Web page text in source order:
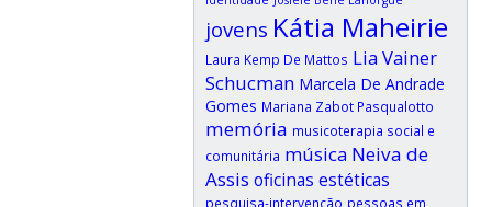
jovens Kátia Maheirie
Laura Kemp De Mattos Lia Vainer
Schucman Marcela De Andrade
Gomes Mariana Zabot Pasqualotto
memória musicoterapia social e
comunitária música Neiva de
Assis oficinas estéticas
pesquisa-intervenção pessoas em